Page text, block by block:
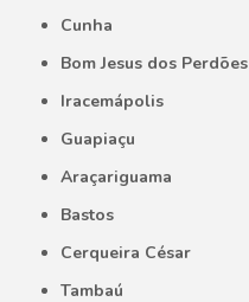
Cunha
Bom Jesus dos Perdões
Iracemápolis
Guapiaçu
Araçariguama
Bastos
Cerqueira César
Tambaú